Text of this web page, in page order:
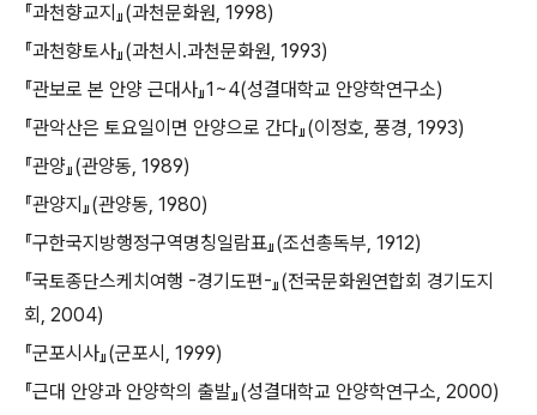
『과천향교지』(과천문화원, 1998)
『과천향토사』(과천시․과천문화원, 1993)
『관보로 본 안양 근대사』1~4(성결대학교 안양학연구소)
『관악산은 토요일이면 안양으로 간다』(이정호, 풍경, 1993)
『관양』(관양동, 1989)
『관양지』(관양동, 1980)
『구한국지방행정구역명칭일람표』(조선총독부, 1912)
『국토종단스케치여행 -경기도편-』(전국문화원연합회 경기도지
회, 2004)
『군포시사』(군포시, 1999)
『근대 안양과 안양학의 출발』(성결대학교 안양학연구소, 2000)